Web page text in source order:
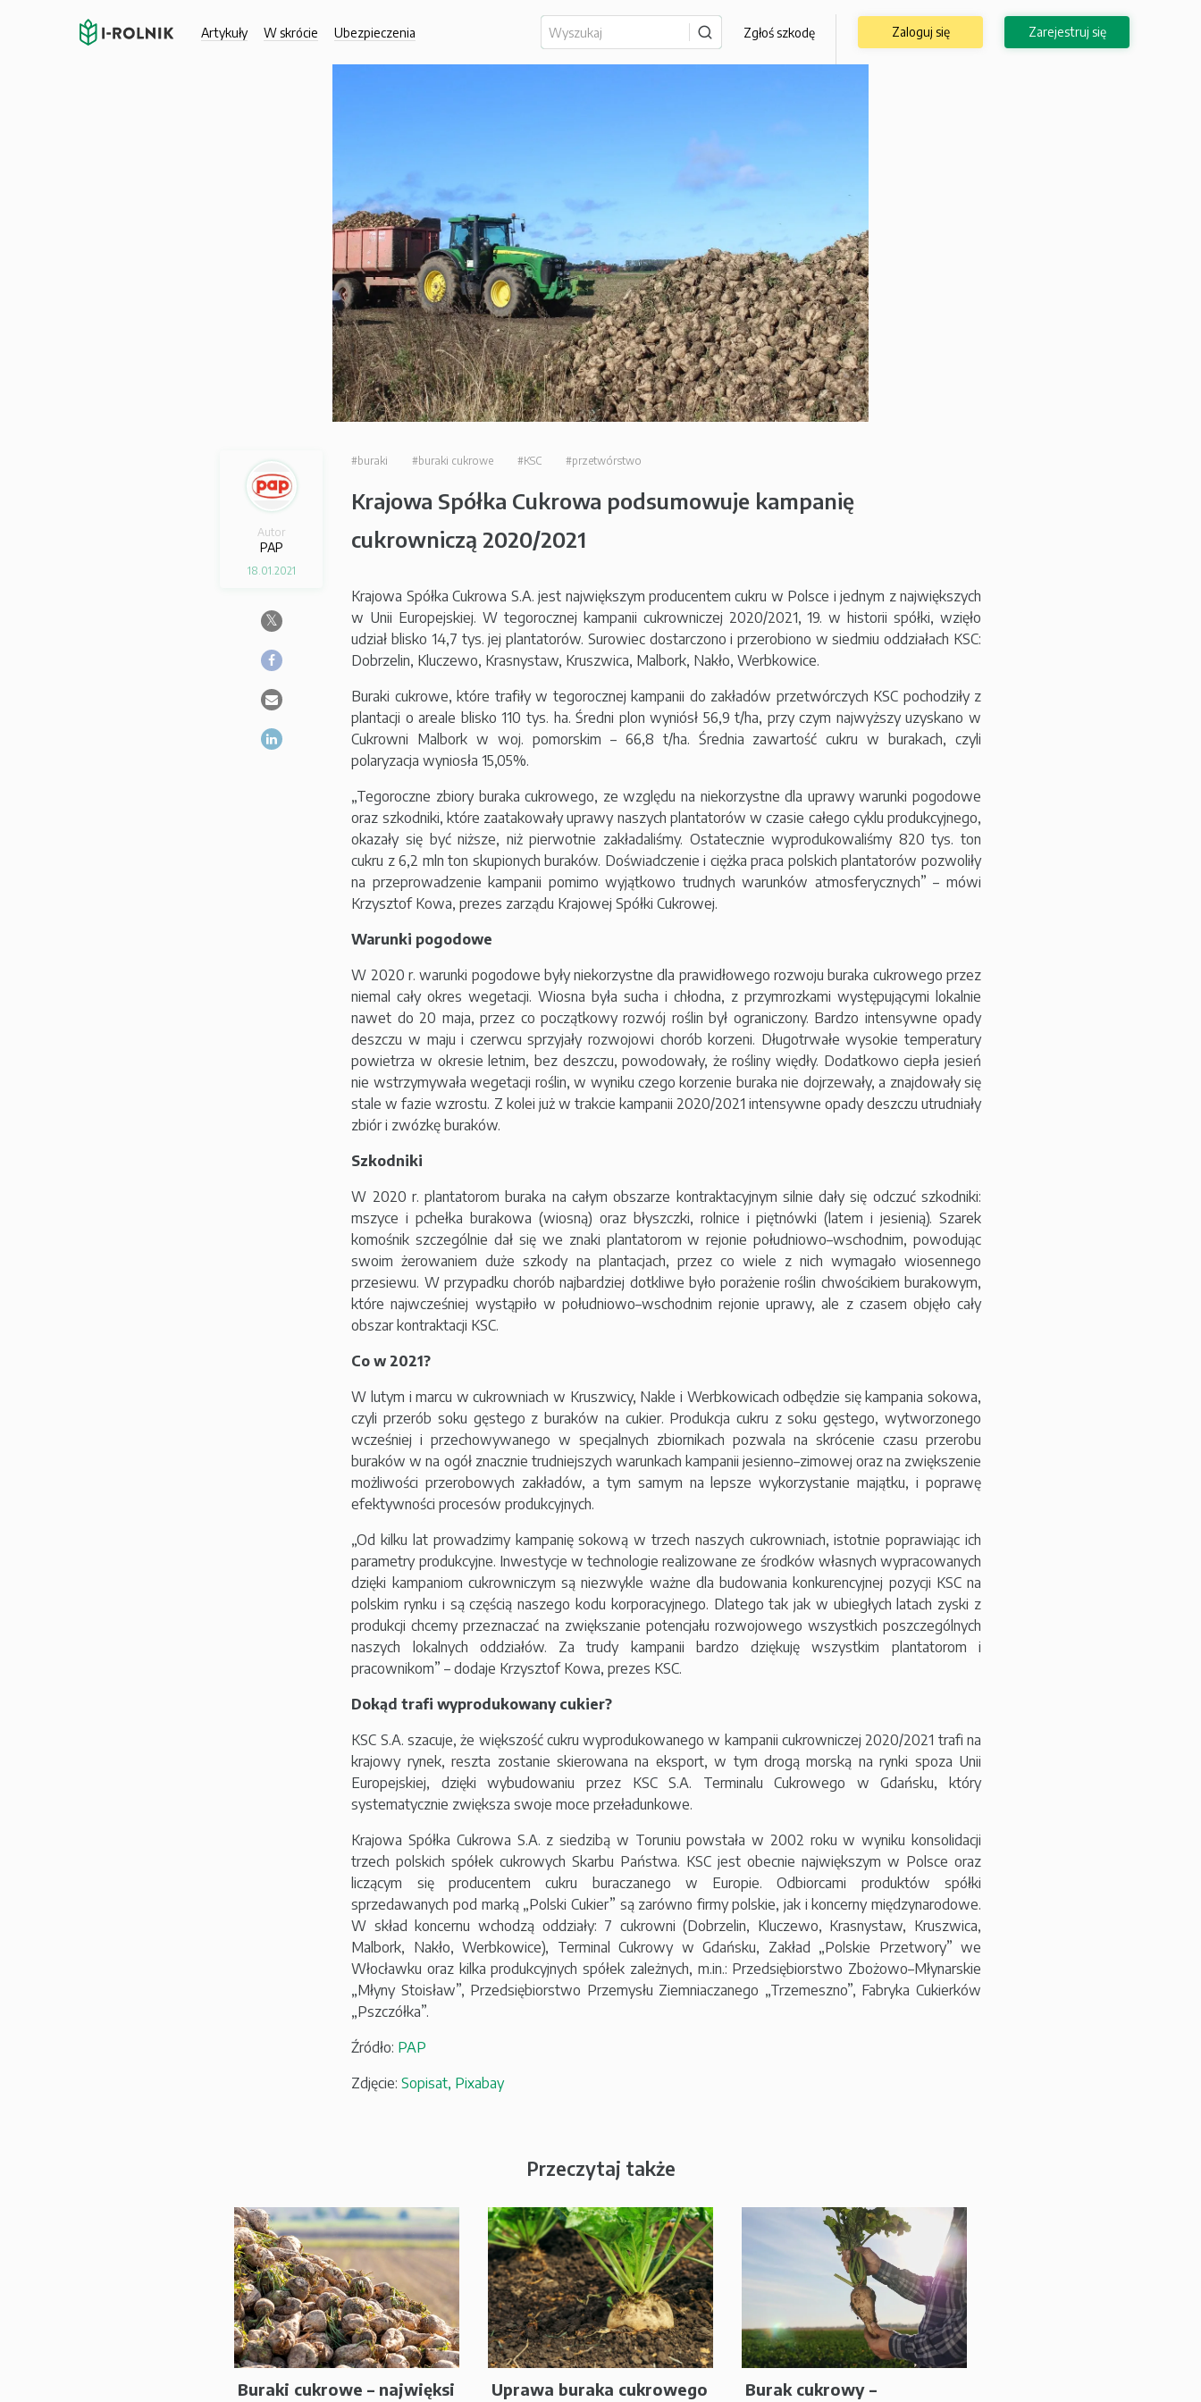
Artykuły W skrócie Ubezpieczenia Zgłoś szkodę Zaloguj się Zarejestruj się
Autor
PAP
18.01.2021
#buraki #buraki cukrowe #KSC #przetwórstwo
Krajowa Spółka Cukrowa podsumowuje kampanię
cukrowniczą 2020/2021
Krajowa Spółka Cukrowa S.A. jest największym producentem cukru w Polsce i jednym z największych
w Unii Europejskiej. W tegorocznej kampanii cukrowniczej 2020/2021, 19. w historii spółki, wzięło
udział blisko 14,7 tys. jej plantatorów. Surowiec dostarczono i przerobiono w siedmiu oddziałach KSC:
Dobrzelin, Kluczewo, Krasnystaw, Kruszwica, Malbork, Nakło, Werbkowice.
Buraki cukrowe, które trafiły w tegorocznej kampanii do zakładów przetwórczych KSC pochodziły z
plantacji o areale blisko 110 tys. ha. Średni plon wyniósł 56,9 t/ha, przy czym najwyższy uzyskano w
Cukrowni Malbork w woj. pomorskim – 66,8 t/ha. Średnia zawartość cukru w burakach, czyli
polaryzacja wyniosła 15,05%.
„Tegoroczne zbiory buraka cukrowego, ze względu na niekorzystne dla uprawy warunki pogodowe
oraz szkodniki, które zaatakowały uprawy naszych plantatorów w czasie całego cyklu produkcyjnego,
okazały się być niższe, niż pierwotnie zakładaliśmy. Ostatecznie wyprodukowaliśmy 820 tys. ton
cukru z 6,2 mln ton skupionych buraków. Doświadczenie i ciężka praca polskich plantatorów pozwoliły
na przeprowadzenie kampanii pomimo wyjątkowo trudnych warunków atmosferycznych” – mówi
Krzysztof Kowa, prezes zarządu Krajowej Spółki Cukrowej.
Warunki pogodowe
W 2020 r. warunki pogodowe były niekorzystne dla prawidłowego rozwoju buraka cukrowego przez
niemal cały okres wegetacji. Wiosna była sucha i chłodna, z przymrozkami występującymi lokalnie
nawet do 20 maja, przez co początkowy rozwój roślin był ograniczony. Bardzo intensywne opady
deszczu w maju i czerwcu sprzyjały rozwojowi chorób korzeni. Długotrwałe wysokie temperatury
powietrza w okresie letnim, bez deszczu, powodowały, że rośliny więdły. Dodatkowo ciepła jesień
nie wstrzymywała wegetacji roślin, w wyniku czego korzenie buraka nie dojrzewały, a znajdowały się
stale w fazie wzrostu. Z kolei już w trakcie kampanii 2020/2021 intensywne opady deszczu utrudniały
zbiór i zwózkę buraków.
Szkodniki
W 2020 r. plantatorom buraka na całym obszarze kontraktacyjnym silnie dały się odczuć szkodniki:
mszyce i pchełka burakowa (wiosną) oraz błyszczki, rolnice i piętnówki (latem i jesienią). Szarek
komośnik szczególnie dał się we znaki plantatorom w rejonie południowo–wschodnim, powodując
swoim żerowaniem duże szkody na plantacjach, przez co wiele z nich wymagało wiosennego
przesiewu. W przypadku chorób najbardziej dotkliwe było porażenie roślin chwościkiem burakowym,
które najwcześniej wystąpiło w południowo–wschodnim rejonie uprawy, ale z czasem objęło cały
obszar kontraktacji KSC.
Co w 2021?
W lutym i marcu w cukrowniach w Kruszwicy, Nakle i Werbkowicach odbędzie się kampania sokowa,
czyli przerób soku gęstego z buraków na cukier. Produkcja cukru z soku gęstego, wytworzonego
wcześniej i przechowywanego w specjalnych zbiornikach pozwala na skrócenie czasu przerobu
buraków w na ogół znacznie trudniejszych warunkach kampanii jesienno–zimowej oraz na zwiększenie
możliwości przerobowych zakładów, a tym samym na lepsze wykorzystanie majątku, i poprawę
efektywności procesów produkcyjnych.
„Od kilku lat prowadzimy kampanię sokową w trzech naszych cukrowniach, istotnie poprawiając ich
parametry produkcyjne. Inwestycje w technologie realizowane ze środków własnych wypracowanych
dzięki kampaniom cukrowniczym są niezwykle ważne dla budowania konkurencyjnej pozycji KSC na
polskim rynku i są częścią naszego kodu korporacyjnego. Dlatego tak jak w ubiegłych latach zyski z
produkcji chcemy przeznaczać na zwiększanie potencjału rozwojowego wszystkich poszczególnych
naszych lokalnych oddziałów. Za trudy kampanii bardzo dziękuję wszystkim plantatorom i
pracownikom” – dodaje Krzysztof Kowa, prezes KSC.
Dokąd trafi wyprodukowany cukier?
KSC S.A. szacuje, że większość cukru wyprodukowanego w kampanii cukrowniczej 2020/2021 trafi na
krajowy rynek, reszta zostanie skierowana na eksport, w tym drogą morską na rynki spoza Unii
Europejskiej, dzięki wybudowaniu przez KSC S.A. Terminalu Cukrowego w Gdańsku, który
systematycznie zwiększa swoje moce przeładunkowe.
Krajowa Spółka Cukrowa S.A. z siedzibą w Toruniu powstała w 2002 roku w wyniku konsolidacji
trzech polskich spółek cukrowych Skarbu Państwa. KSC jest obecnie największym w Polsce oraz
liczącym się producentem cukru buraczanego w Europie. Odbiorcami produktów spółki
sprzedawanych pod marką „Polski Cukier” są zarówno firmy polskie, jak i koncerny międzynarodowe.
W skład koncernu wchodzą oddziały: 7 cukrowni (Dobrzelin, Kluczewo, Krasnystaw, Kruszwica,
Malbork, Nakło, Werbkowice), Terminal Cukrowy w Gdańsku, Zakład „Polskie Przetwory” we
Włocławku oraz kilka produkcyjnych spółek zależnych, m.in.: Przedsiębiorstwo Zbożowo–Młynarskie
„Młyny Stoisław”, Przedsiębiorstwo Przemysłu Ziemniaczanego „Trzemeszno”, Fabryka Cukierków
„Pszczółka”.
Źródło: PAP
Zdjęcie:Sopisat, Pixabay
Przeczytaj także
Buraki cukrowe – najwięksi
Uprawa buraka cukrowego
Burak cukrowy –